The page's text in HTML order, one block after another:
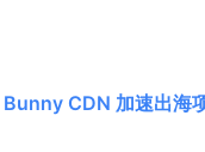
CDN 加速出海